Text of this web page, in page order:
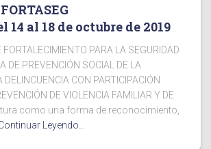
14 al 18 de octubre de 2019
FORTALECIMIENTO PARA LA SEGURIDAD
DE PREVENCIÓN SOCIAL DE LA
DELINCUENCIA CON PARTICIPACIÓN
DE VIOLENCIA FAMILIAR Y DE
como una forma de reconocimiento,
Leyendo…